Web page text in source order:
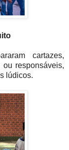
cartazes,
responsáveis,
lúdicos.